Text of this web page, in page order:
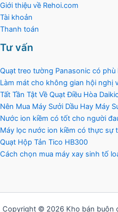
Giới thiệu về Rehoi.com
Tài khoản
Thanh toán
Tư vấn
Quạt treo tường Panasonic có
Làm mát cho không gian hội nghị
Tất Tần Tật Về Quạt Điều Hòa
Nên Mua Máy Sưởi Dầu Hay Máy
Nước ion kiềm có tốt cho người
Máy lọc nước ion kiềm có thực sự
Quạt Hộp Tản Tico HB300
Cách chọn mua máy xay sinh tố
Copyright © 2026 Kho bán buôn